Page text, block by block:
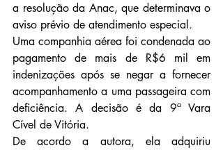
a resolução da Anac, que determinava o
aviso prévio de atendimento especial.
Uma companhia aérea foi condenada ao
pagamento de mais de R$6 mil em
indenizações após se negar a fornecer
acompanhamento a uma passageira com
deficiência. A decisão é da 9ª Vara
Cível de Vitória.
De acordo a autora, ela adquiriu